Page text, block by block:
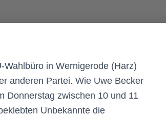
in Wernigerode (Harz)
anderen Partei. Wie Uwe Becker
Donnerstag zwischen 10 und 11
Unbekannte die